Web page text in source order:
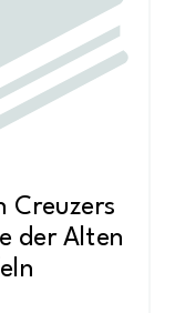
Creuzers
der Alten